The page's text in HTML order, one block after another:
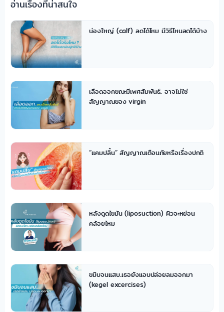
อ่านเรื่องที่น่าสนใจ
น่องใหญ่ (calf) ลดได้ไหม มีวิธีไหนลดได้บ้าง
เลือดออกขณะมีเพศสัมพันธ์.. อาจไม่ใช่
สัญญาณของ virgin
“แคมปลิ้น” สัญญาณเตือนภัยหรือเรื่องปกติ
หลังดูดไขมัน (liposuction) ผิวจะหย่อน
คล้อยไหม
ขมิบจนแสบ..เธอยังแอบปล่อยลมออกมา
(kegel excercises)